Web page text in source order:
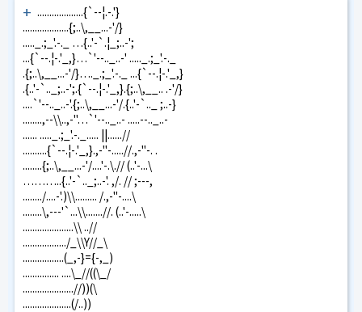
+ ...................{`--¦.-.'}
...................{;..\,__...-'/}
....._.;_'.-._ …{..'-`.¦_;..-';
...{`--.¦-.'_,}…`'--.._..-' ....._.;_'.-._
.{;..\,__...-'/}…._.;_'.-._ ...{`--.¦-.'_,}
.{..'-`.._;..-';.{`--.¦-.'_,}.{;..\,__.. .-'/}
....`'--.._..-'.{;..\,__...-'/.{..'-`.._ ;..-}
........,--\\..,-"…`'--.._..- .....--.._..-
...... ....._.;_'.-._..... ||......//
..........{`--.¦-.'_,}.,-"-.....//.,-"-. .
........{;..\,__...-'/....'-.\.// (..'-...\
………..{..'-`.._;..-'. ,/. // ;---,
......../....-'.)\\......... /.,-"-....\
........\,---'`...\\.......//. (..'-.....\
.....................\\ ..//
................../_\\Y//_\
.................(_,-}={-,_)
............... ....\_//((\_/
.....................//))(\
....................(/..))